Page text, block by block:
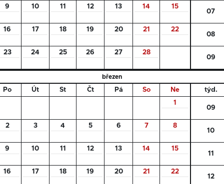
9 10 11 12 13 14 15
07
16 17 18 19 20 21 22
08
23 24 25 26 27 28
09
březen
Po Út St Čt Pá So Ne
týd.
1
09
2 3 4 5 6 7 8
10
9 10 11 12 13 14 15
11
16 17 18 19 20 21 22
12